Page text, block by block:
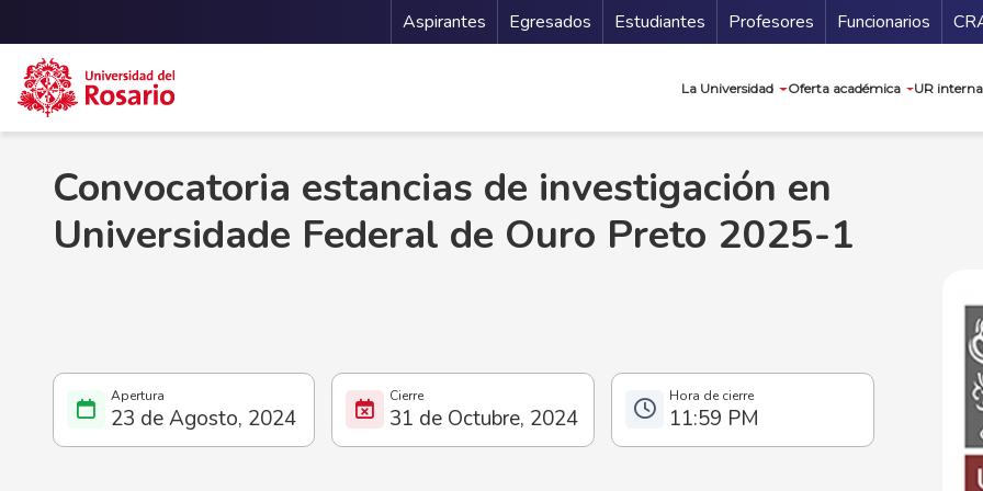
Menu Secundario
Aspirantes Egresados Estudiantes Profesores Funcionarios
La Universidad Oferta académica UR
23 de Agosto, 2024 31 de Octubre, 2024 11:59 PM
Convocatoria estancias de investigación en
Universidade Federal de Ouro Preto 2025-1